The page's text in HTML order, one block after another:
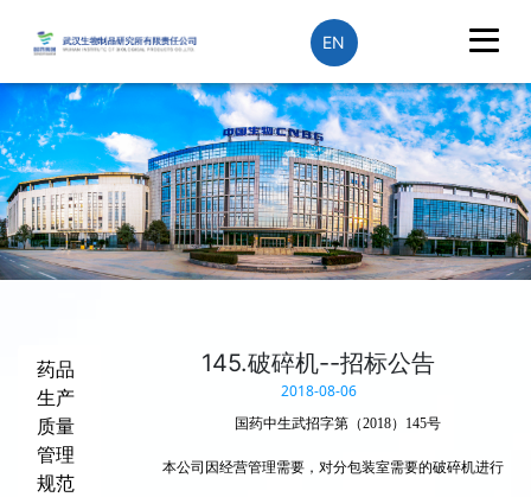
EN
药品
生产
质量
管理
规范
145.破碎机--招标公告
2018-08-06
国药中生武招字第（2018）145号
本公司因经营管理需要，对分包装室需要的破碎机进行